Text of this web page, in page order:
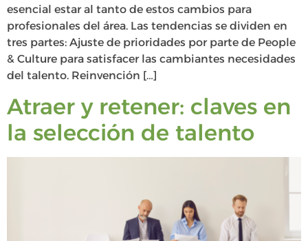
esencial estar al tanto de estos cambios para
profesionales del área. Las tendencias se dividen en
tres partes: Ajuste de prioridades por parte de People
& Culture para satisfacer las cambiantes necesidades
del talento. Reinvención […]
Atraer y retener: claves en
la selección de talento